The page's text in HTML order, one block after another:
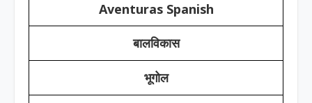
Aventuras Spanish
बालविकास
भूगोल